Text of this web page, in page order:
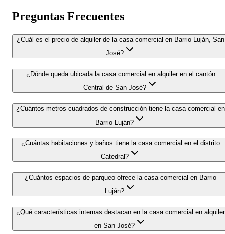
Preguntas Frecuentes
¿Cuál es el precio de alquiler de la casa comercial en Barrio Luján, San
José?
¿Dónde queda ubicada la casa comercial en alquiler en el cantón
Central de San José?
¿Cuántos metros cuadrados de construcción tiene la casa comercial en
Barrio Luján?
¿Cuántas habitaciones y baños tiene la casa comercial en el distrito
Catedral?
¿Cuántos espacios de parqueo ofrece la casa comercial en Barrio
Luján?
¿Qué características internas destacan en la casa comercial en alquiler
en San José?